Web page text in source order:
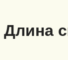
Длина